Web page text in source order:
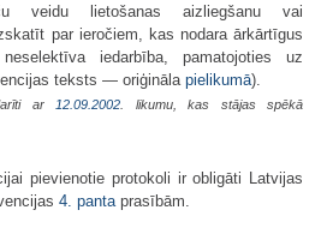
veidu lietošanas aizliegšanu vai
par ieročiem, kas nodara ārkārtīgus
iedarbība, pamatojoties uz
teksts — oriģināla pielikumā).
ar 12.09.2002 . likumu, kas stājas spēkā
pievienotie protokoli ir obligāti Latvijas
4. panta prasībām.